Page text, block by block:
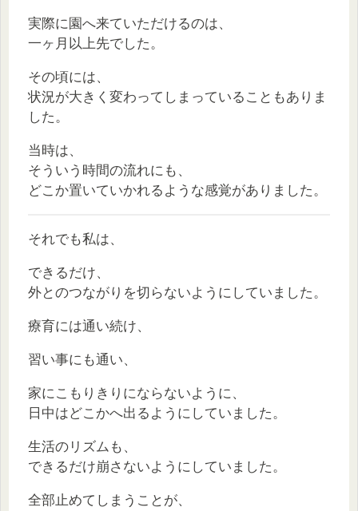
実際に園へ来ていただけるのは、
一ヶ月以上先でした。
その頃には、
状況が大きく変わってしまっていることもありま
した。
当時は、
そういう時間の流れにも、
どこか置いていかれるような感覚がありました。
それでも私は、
できるだけ、
外とのつながりを切らないようにしていました。
療育には通い続け、
習い事にも通い、
家にこもりきりにならないように、
日中はどこかへ出るようにしていました。
生活のリズムも、
できるだけ崩さないようにしていました。
全部止めてしまうことが、